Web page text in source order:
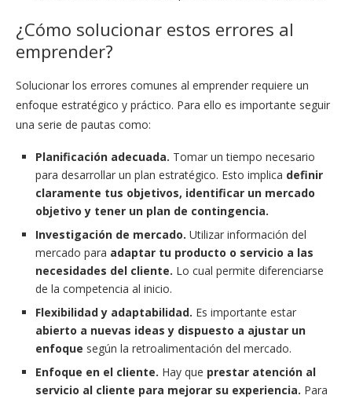
¿Cómo solucionar estos errores al
emprender?
Solucionar los errores comunes al emprender requiere un
enfoque estratégico y práctico. Para ello es importante seguir
una serie de pautas como:
Planificación adecuada. Tomar un tiempo necesario
para desarrollar un plan estratégico. Esto implica definir
claramente tus objetivos, identificar un mercado
objetivo y tener un plan de contingencia.
Investigación de mercado. Utilizar información del
mercado para adaptar tu producto o servicio a las
necesidades del cliente. Lo cual permite diferenciarse
de la competencia al inicio.
Flexibilidad y adaptabilidad. Es importante estar
abierto a nuevas ideas y dispuesto a ajustar un
enfoque según la retroalimentación del mercado.
Enfoque en el cliente. Hay que prestar atención al
servicio al cliente para mejorar su experiencia. Para